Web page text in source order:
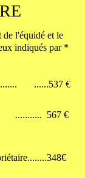
de l'équidé et le
indiqués par *
......537 €
........... 567 €